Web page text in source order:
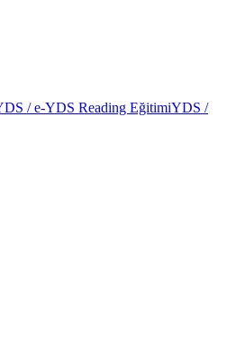
/ e-YDS Reading EğitimiYDS /